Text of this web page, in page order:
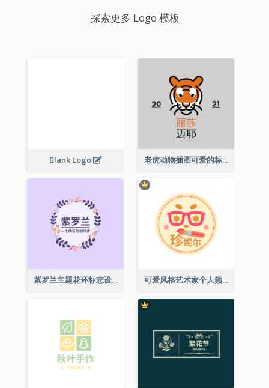
探索更多 Logo 模板
Blank Logo 老虎动物插图可爱的标志
紫罗兰主题花环标志设计 可爱风格艺术家个人频道标志